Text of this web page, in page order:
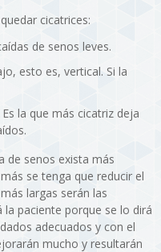
cicatrices:
de senos leves.
esto es, vertical. Si la
la que más cicatriz deja
de senos exista más
se tenga que reducir el
largas serán las
la paciente porque se lo dirá
adecuados y con el
mucho y resultarán